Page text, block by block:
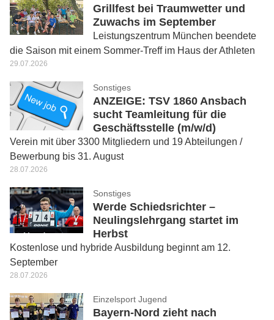
Grillfest bei Traumwetter und
Zuwachs im September
Leistungszentrum München beendete
die Saison mit einem Sommer-Treff im Haus der Athleten
29.07.2026
Sonstiges
ANZEIGE: TSV 1860 Ansbach
sucht Teamleitung für die
Geschäftsstelle (m/w/d)
Verein mit über 3300 Mitgliedern und 19 Abteilungen /
Bewerbung bis 31. August
28.07.2026
Sonstiges
Werde Schiedsrichter –
Neulingslehrgang startet im
Herbst
Kostenlose und hybride Ausbildung beginnt am 12.
September
28.07.2026
Einzelsport Jugend
Bayern-Nord zieht nach